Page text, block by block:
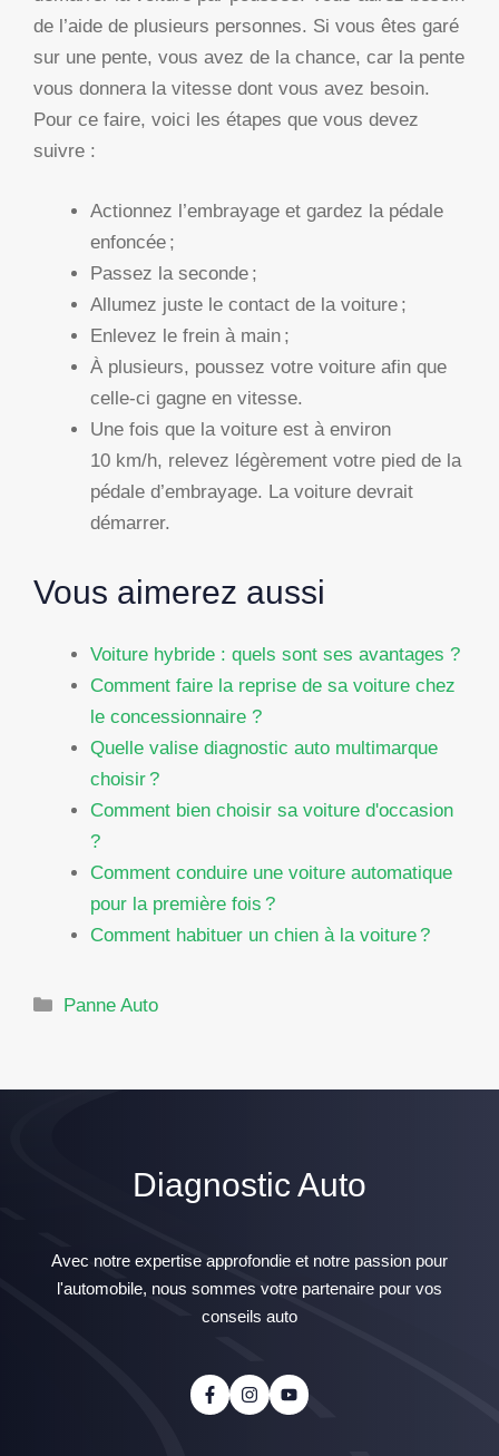
de l’aide de plusieurs personnes. Si vous êtes garé
sur une pente, vous avez de la chance, car la pente
vous donnera la vitesse dont vous avez besoin.
Pour ce faire, voici les étapes que vous devez
suivre :
Actionnez l’embrayage et gardez la pédale
enfoncée ;
Passez la seconde ;
Allumez juste le contact de la voiture ;
Enlevez le frein à main ;
À plusieurs, poussez votre voiture afin que
celle-ci gagne en vitesse.
Une fois que la voiture est à environ
10 km/h, relevez légèrement votre pied de la
pédale d’embrayage. La voiture devrait
démarrer.
Vous aimerez aussi
Voiture hybride : quels sont ses avantages ?
Comment faire la reprise de sa voiture chez
le concessionnaire ?
Quelle valise diagnostic auto multimarque
choisir ?
Comment bien choisir sa voiture d'occasion
?
Comment conduire une voiture automatique
pour la première fois ?
Comment habituer un chien à la voiture ?
Catégories
Panne Auto
Diagnostic Auto
Avec notre expertise approfondie et notre passion pour
l'automobile, nous sommes votre partenaire pour vos
conseils auto